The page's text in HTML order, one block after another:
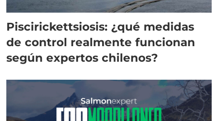
Piscirickettsiosis: ¿qué medidas
de control realmente funcionan
según expertos chilenos?